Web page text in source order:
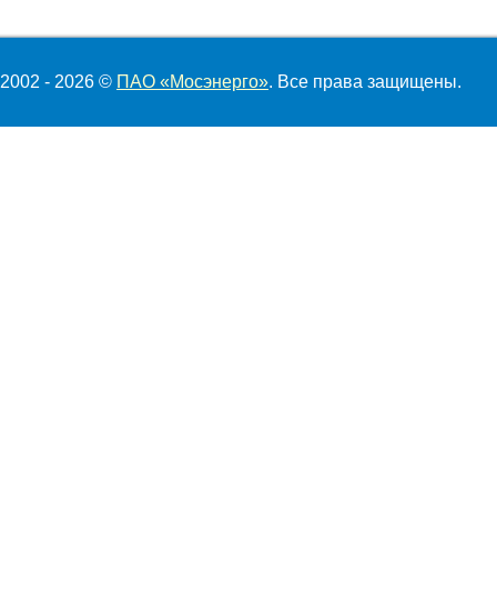
2002 - 2026 © ПАО «Мосэнерго». Все права защищены.